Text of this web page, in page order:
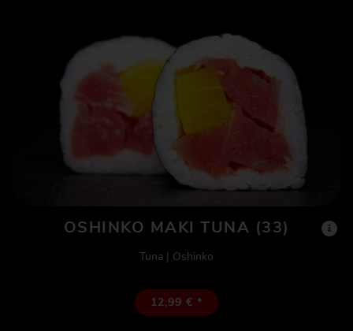
OSHINKO MAKI TUNA (33)
Tuna | Oshinko
12,99 € *